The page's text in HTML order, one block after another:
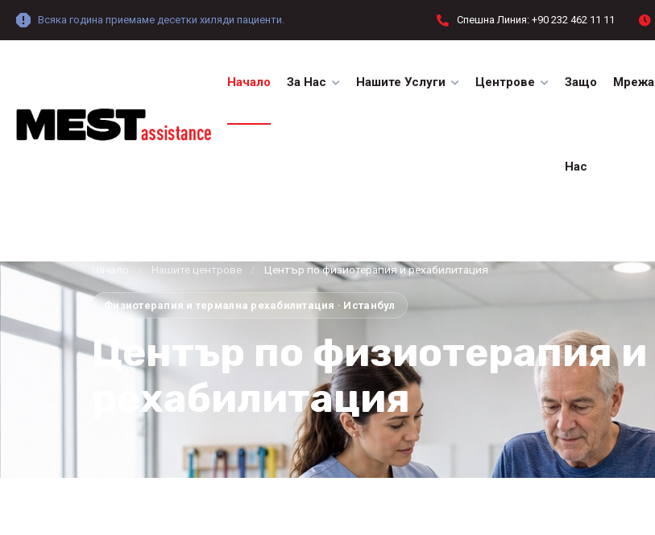
Всяка година приемаме десетки хиляди пациенти. Спешна Линия: +90 232 462 11 11
Начало За Нас Нашите Услуги Центрове Защо
Нас
Мрежа
Начало Нашите центрове Център по физиотерапия и рехабилитация
Физиотерапия и термална рехабилитация · Истанбул
Център по физиотерапия и
рехабилитация